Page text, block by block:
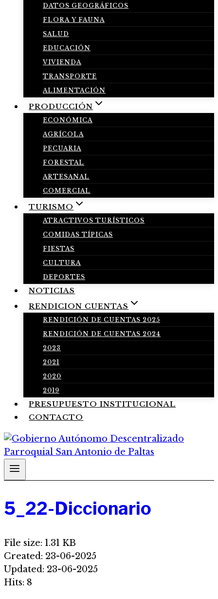
DATOS GEOGRÁFICOS
FLORA Y FAUNA
SALUD
EDUCACIÓN
VIVIENDA
TRANSPORTE
ALIMENTACIÓN
PRODUCCIÓN
ECONÓMICA
AGRÍCOLA
PECUARIA
FORESTAL
ARTESANAL
COMERCIAL
TURISMO
ATRACTIVOS TURÍSTICOS
COMIDAS TÍPICAS
FIESTAS
CULTURA
DEPORTES
NOTICIAS
RENDICION CUENTAS
RENDICIÓN DE CUENTAS 2025
RENDICIÓN DE CUENTAS 2024
2023
2021
2020
2019
PRESUPUESTO INSTITUCIONAL
CONTACTO
5_22-Diccionario
File size: 1.31 KB
Created: 23-06-2025
Updated: 23-06-2025
Hits: 8